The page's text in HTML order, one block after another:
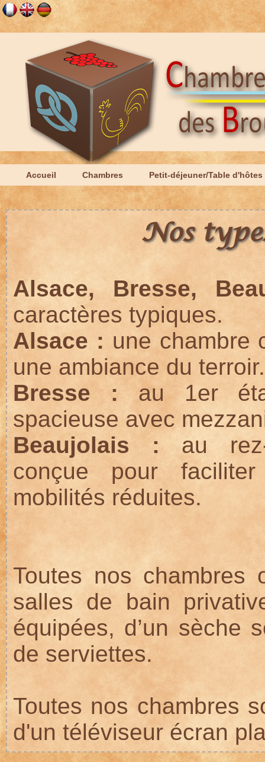
Accueil Chambres Petit-déjeuner/Table d'hôtes
Nos
Alsace, Bresse,
caractères typiques.
Alsace : une chambre
une ambiance du terroir.
Bresse : au 1er
spacieuse avec
Beaujolais : au rez-
conçue pour
mobilités réduites.
Toutes nos
salles de bain
équipées, d’un sèche
de serviettes.
Toutes nos chambres
d'un téléviseur écran